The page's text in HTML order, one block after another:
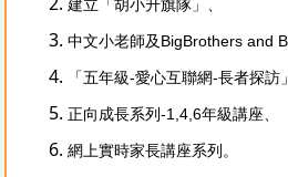
建立「胡小升旗隊」、
中文小老師及BigBrothers and
「五年級-愛心互聯網-長者探訪
正向成長系列-1,4,6年級講座、
網上實時家長講座系列。